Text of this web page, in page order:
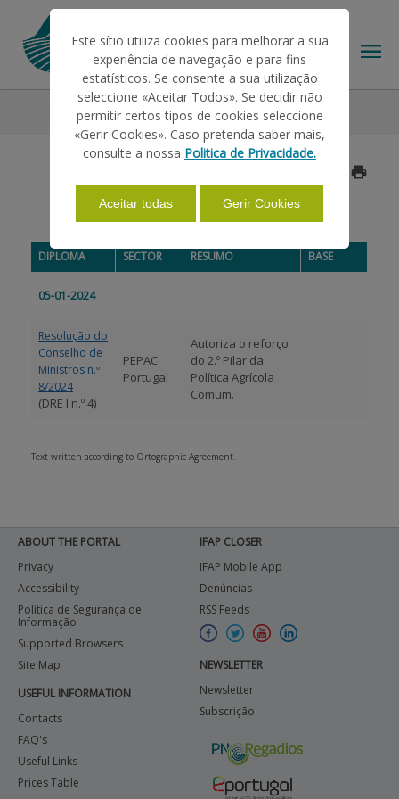
HELP/SUPPORT
INFORMATIONS
PAYMENTS
Legislation 2024 Janeiro
JANEIRO 2024
DIPLOMA SECTOR RESUMO BASE
05-01-2024
Resolução do
Conselho de
Ministros n.º
8/2024
(DRE I n.º 4)
PEPAC
Portugal
Autoriza o reforço
do 2.º Pilar da
Política Agrícola
Comum.
Text written according to Ortographic Agreement.
ABOUT THE PORTAL
Privacy
Accessibility
Política de Segurança de
Informação
Supported Browsers
Site Map
USEFUL INFORMATION
Contacts
FAQ's
Useful Links
Prices Table
IFAP CLOSER
IFAP Mobile App
Denúncias
RSS Feeds
NEWSLETTER
Newsletter
Subscrição
Este sítio utiliza cookies para melhorar a sua
experiência de navegação e para fins
estatísticos. Se consente a sua utilização
seleccione «Aceitar Todos». Se decidir não
permitir certos tipos de cookies seleccione
«Gerir Cookies». Caso pretenda saber mais,
consulte a nossa Politica de Privacidade.
Aceitar todas Gerir Cookies